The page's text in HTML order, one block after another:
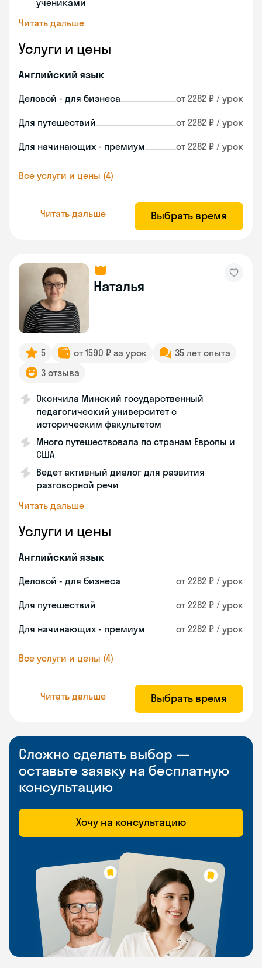
учениками
Читать дальше
Услуги и цены
Английский язык
Деловой - для бизнеса от 2282 ₽ / урок
Для путешествий от 2282 ₽ / урок
Для начинающих - премиум от 2282 ₽ / урок
Все услуги и цены (4)
Читать дальше Выбрать время
Наталья
5 от 1590 ₽ за урок
35 лет опыта
3 отзыва
Окончила Минский государственный
педагогический университет с
историческим факультетом
Много путешествовала по странам Европы и
США
Ведет активный диалог для развития
разговорной речи
Читать дальше
Услуги и цены
Английский язык
Деловой - для бизнеса от 2282 ₽ / урок
Для путешествий от 2282 ₽ / урок
Для начинающих - премиум от 2282 ₽ / урок
Все услуги и цены (4)
Читать дальше Выбрать время
Сложно сделать выбор —
оставьте заявку на бесплатную
консультацию
Хочу на консультацию